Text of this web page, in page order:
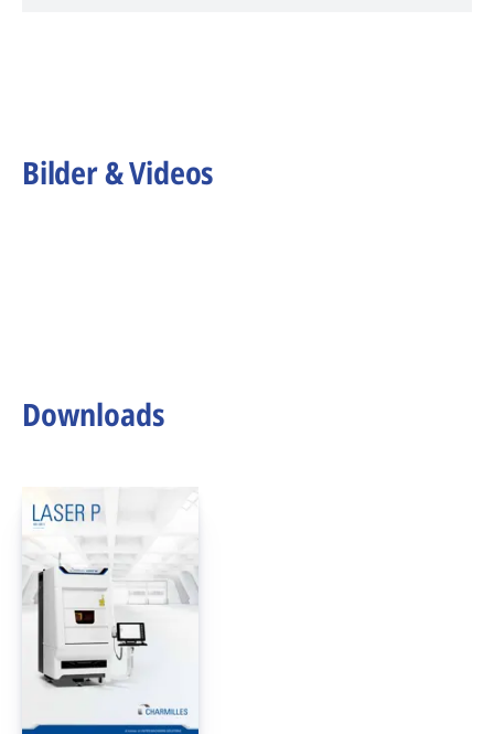
Bilder & Videos
Downloads